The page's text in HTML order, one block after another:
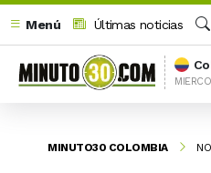
Menú
Últimas noticias
MINUTO30 COLOMBIA